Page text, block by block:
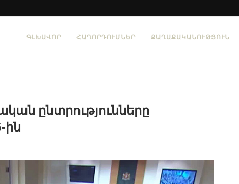
ԳԼԽԱՎՈՐ ՀԱՂՈՐԴՈՒՄՆԵՐ ՔԱՂԱՔԱԿԱՆՈՒԹՅՈՒՆ
ընտրությունները
ին